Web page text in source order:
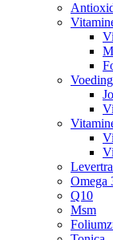
Omega
Q10
Msm